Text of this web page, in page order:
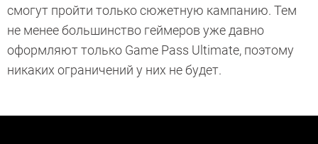
смогут пройти только сюжетную кампанию. Тем
не менее большинство геймеров уже давно
оформляют только Game Pass Ultimate, поэтому
никаких ограничений у них не будет.